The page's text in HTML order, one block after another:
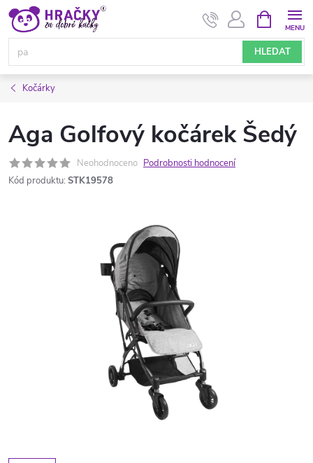
Přejít
obsah
HLEDAT
NÁKUPNÍ
KOŠÍK
Kočárky
Aga Golfový kočárek Šedý
Neohodnoceno Podrobnosti hodnocení
Kód produktu: STK19578